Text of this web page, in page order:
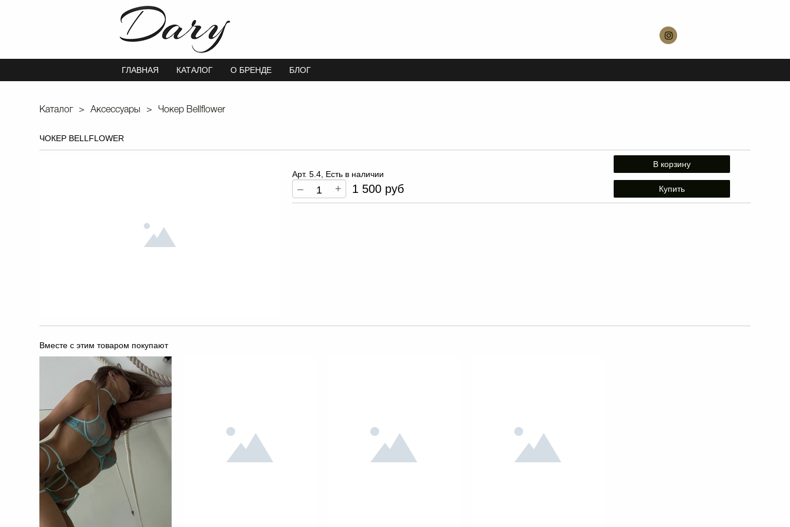
ГЛАВНАЯ КАТАЛОГ О БРЕНДЕ БЛОГ
Каталог Аксессуары Чокер Bellflower
ЧОКЕР BELLFLOWER
Арт. 5.4, Есть в наличии
– + 1 500 руб
В корзину
Купить
Вместе с этим товаром покупают